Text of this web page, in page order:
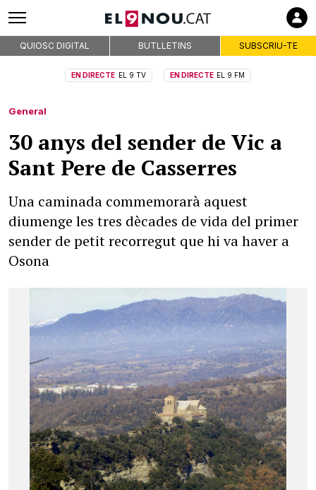
QUIOSC DIGITAL BUTLLETINS SUBSCRIU-TE
EN DIRECTE EL 9 TV EN DIRECTE EL 9 FM
General
30 anys del sender de Vic a
Sant Pere de Casserres
Una caminada commemorarà aquest
diumenge les tres dècades de vida del primer
sender de petit recorregut que hi va haver a
Osona